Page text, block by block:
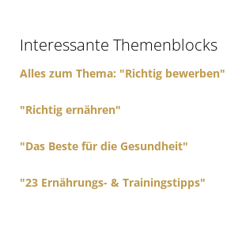
o
Interessante Themenblocks
Alles zum Thema: "Richtig bewerben"
"Richtig ernähren"
"Das Beste für die Gesundheit"
"23 Ernährungs- & Trainingstipps"